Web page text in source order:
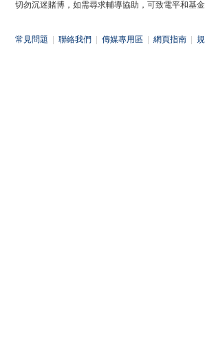
切勿沉迷賭博，如需尋求輔導協助，可致電平和基
常見問題 聯絡我們 傳媒專用區 網頁指南